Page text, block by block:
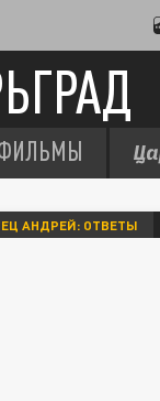
АНДРЕЙ: ОТВЕТЫ